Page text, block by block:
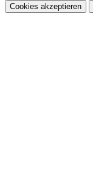
Cookies akzeptieren